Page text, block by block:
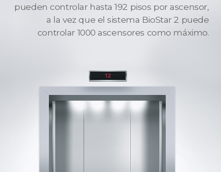
pueden controlar hasta 192 pisos por ascensor,
a la vez que el sistema BioStar 2 puede
controlar 1000 ascensores como máximo.